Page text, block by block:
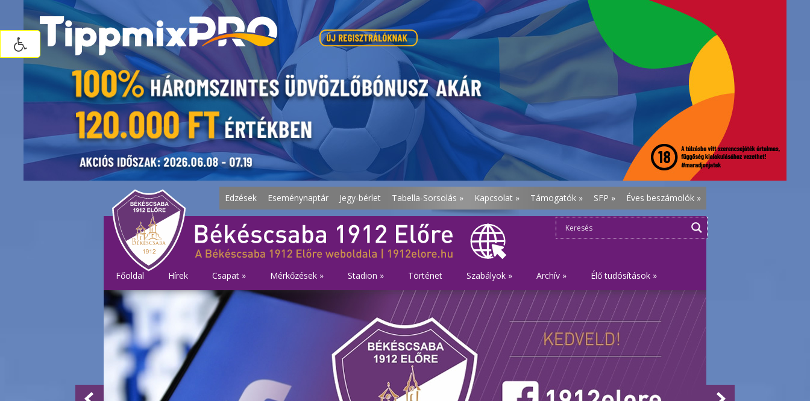
Edzések Eseménynaptár Jegy-bérlet Tabella-Sorsolás » Kapcsolat » Támogatók » SFP » Éves beszámolók »
Főoldal Hírek Csapat » Mérkőzések » Stadion » Történet Szabályok » Archív » Élő tudósítások »